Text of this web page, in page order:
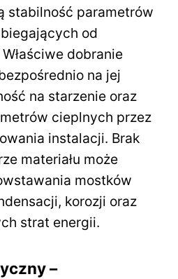
stabilność parametrów
od
dobranie
na jej
na starzenie oraz
cieplnych przez
instalacji. Brak
materiału może
mostków
korozji oraz
strat energii.
–